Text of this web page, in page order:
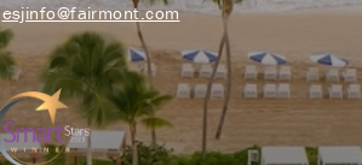
esjinfo@fairmont.com